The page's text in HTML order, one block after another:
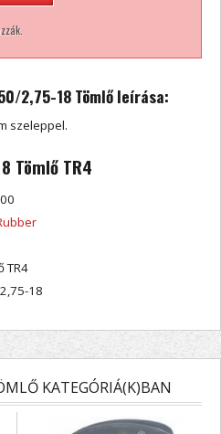
2,75-18 Tömlő leírása:
szeleppel.
Tömlő TR4
TR4
18
KATEGÓRIÁ(K)BAN